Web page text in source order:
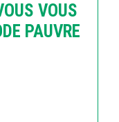
VOUS
PAUVRE